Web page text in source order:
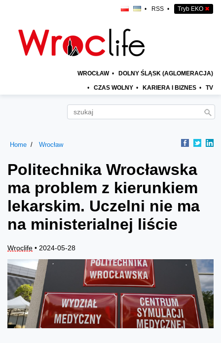
• RSS • Tryb EKO ✖
WROCŁAW • DOLNY ŚLĄSK (AGLOMERACJA)
• CZAS WOLNY • KARIERA I BIZNES • TV
Home Wrocław
Politechnika Wrocławska
ma problem z kierunkiem
lekarskim. Uczelni nie ma
na ministerialnej liście
Wroclife • 2024-05-28